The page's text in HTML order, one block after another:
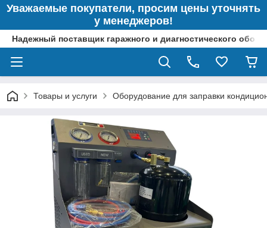
Уважаемые покупатели, просим цены уточнять
у менеджеров!
Надежный поставщик гаражного и диагностического
Товары и услуги Оборудование для заправки